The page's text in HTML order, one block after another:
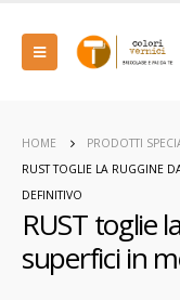
HOME
PRODOTTI
RUST TOGLIE LA RUGGINE
DEFINITIVO
RUST toglie
superfici in